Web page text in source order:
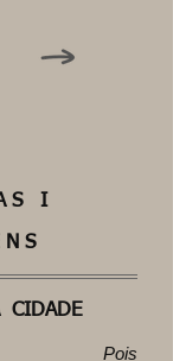
Pois
S I
N S
CIDADE